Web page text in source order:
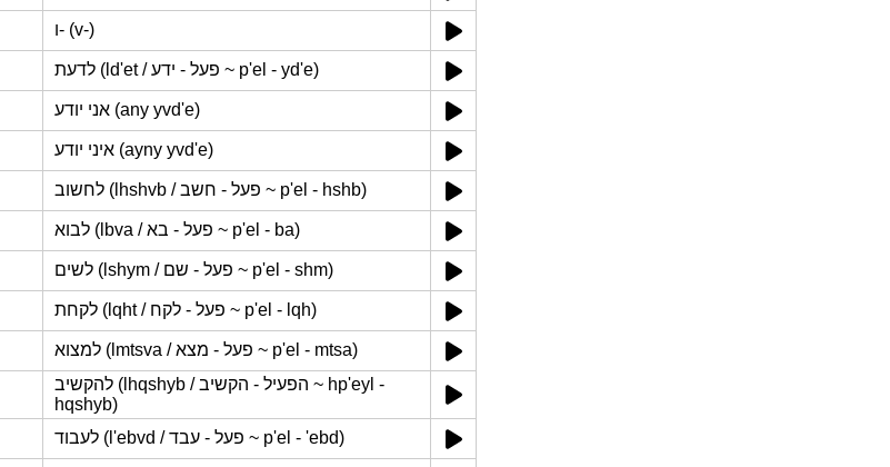
ו- (v-)
לדעת (ld'et / פעל - ידע ~ p'el - yd'e)
אני יודע (any yvd'e)
איני יודע (ayny yvd'e)
לחשוב (lhshvb / פעל - חשב ~ p'el - hshb)
לבוא (lbva / פעל - בא ~ p'el - ba)
לשים (lshym / פעל - שם ~ p'el - shm)
לקחת (lqht / פעל - לקח ~ p'el - lqh)
למצוא (lmtsva / פעל - מצא ~ p'el - mtsa)
להקשיב (lhqshyb / הפעיל - הקשיב ~ hp'eyl -
hqshyb)
לעבוד (l'ebvd / פעל - עבד ~ p'el - 'ebd)